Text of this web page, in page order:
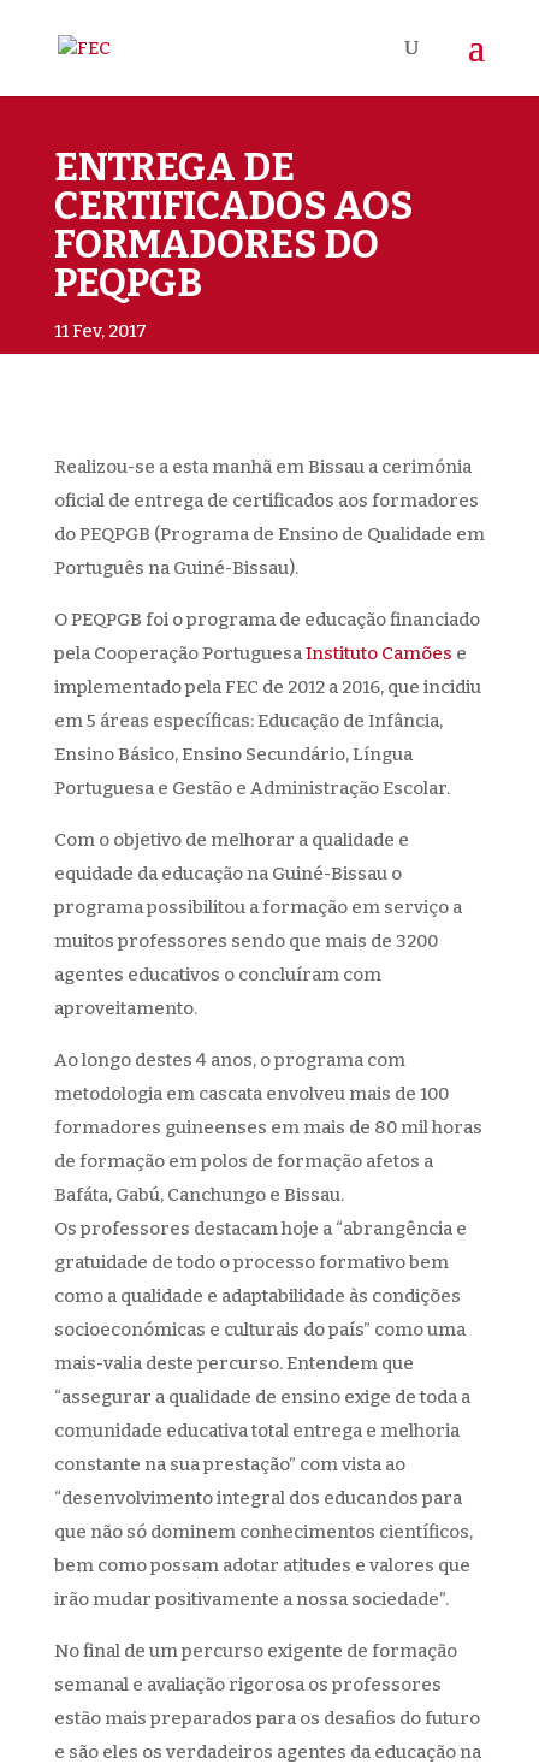
ENTREGA DE
CERTIFICADOS AOS
FORMADORES DO
PEQPGB
11 Fev, 2017
Realizou-se a esta manhã em Bissau a cerimónia
oficial de entrega de certificados aos formadores
do PEQPGB (Programa de Ensino de Qualidade em
Português na Guiné-Bissau).
O PEQPGB foi o programa de educação financiado
pela Cooperação PortuguesaInstituto Camões e
implementado pela FEC de 2012 a 2016, que incidiu
em 5 áreas específicas: Educação de Infância,
Ensino Básico, Ensino Secundário, Língua
Portuguesa e Gestão e Administração Escolar.
Com o objetivo de melhorar a qualidade e
equidade da educação na Guiné-Bissau o
programa possibilitou a formação em serviço a
muitos professores sendo que mais de 3200
agentes educativos o concluíram com
aproveitamento.
Ao longo destes 4 anos, o programa com
metodologia em cascata envolveu mais de 100
formadores guineenses em mais de 80 mil horas
de formação em polos de formação afetos a
Bafáta, Gabú, Canchungo e Bissau.
Os professores destacam hoje a “abrangência e
gratuidade de todo o processo formativo bem
como a qualidade e adaptabilidade às condições
socioeconómicas e culturais do país” como uma
mais-valia deste percurso. Entendem que
“assegurar a qualidade de ensino exige de toda a
comunidade educativa total entrega e melhoria
constante na sua prestação” com vista ao
“desenvolvimento integral dos educandos para
que não só dominem conhecimentos científicos,
bem como possam adotar atitudes e valores que
irão mudar positivamente a nossa sociedade”.
No final de um percurso exigente de formação
semanal e avaliação rigorosa os professores
estão mais preparados para os desafios do futuro
e são eles os verdadeiros agentes da educação na